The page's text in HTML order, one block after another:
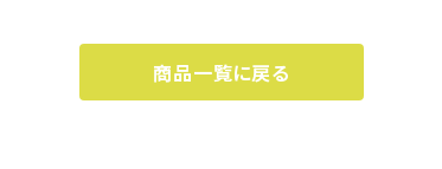
商品一覧に戻る